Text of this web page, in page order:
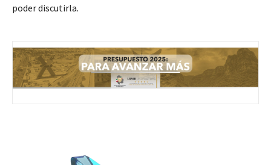
poder discutirla.